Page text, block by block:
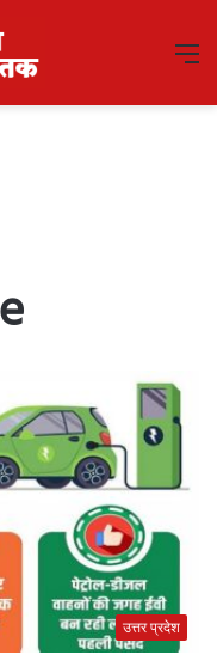
उत्तर प्रदेश